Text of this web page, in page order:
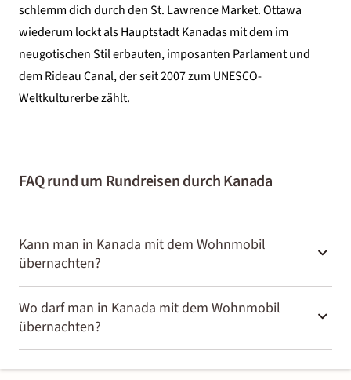
schlemm dich durch den St. Lawrence Market. Ottawa
wiederum lockt als Hauptstadt Kanadas mit dem im
neugotischen Stil erbauten, imposanten Parlament und
dem Rideau Canal, der seit 2007 zum UNESCO-
Weltkulturerbe zählt.
FAQ rund um Rundreisen durch Kanada
Kann man in Kanada mit dem Wohnmobil
übernachten?
Ja, in Kanada kannst du als Selbstfahrer mit dem
Wohnmobil übernachten, allerdings in der Regel nur auf
offiziellen Campgrounds, in National- und Provinzparks
oder auf ausgewiesenen Stellplätzen.
Wo darf man in Kanada mit dem Wohnmobil
übernachten?
Wildes Campen am Straßenrand oder in Städten auf deiner